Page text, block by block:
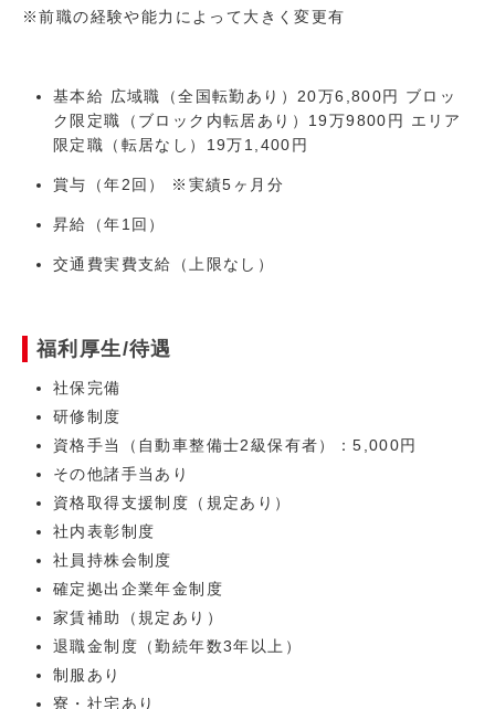
※前職の経験や能力によって大きく変更有
基本給 広域職（全国転勤あり）20万6,800円 ブロッ
ク限定職（ブロック内転居あり）19万9800円 エリア
限定職（転居なし）19万1,400円
賞与（年2回） ※実績5ヶ月分
昇給（年1回）
交通費実費支給（上限なし）
福利厚生/待遇
社保完備
研修制度
資格手当（自動車整備士2級保有者）：5,000円
その他諸手当あり
資格取得支援制度（規定あり）
社内表彰制度
社員持株会制度
確定拠出企業年金制度
家賃補助（規定あり）
退職金制度（勤続年数3年以上）
制服あり
寮・社宅あり